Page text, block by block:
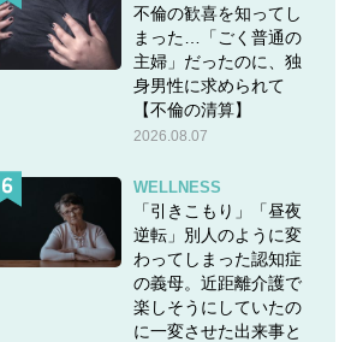
不倫の歓喜を知ってし
まった…「ごく普通の
主婦」だったのに、独
身男性に求められて
【不倫の清算】
2026.08.07
WELLNESS
「引きこもり」「昼夜
逆転」別人のように変
わってしまった認知症
の義母。近距離介護で
楽しそうにしていたの
に一変させた出来事と